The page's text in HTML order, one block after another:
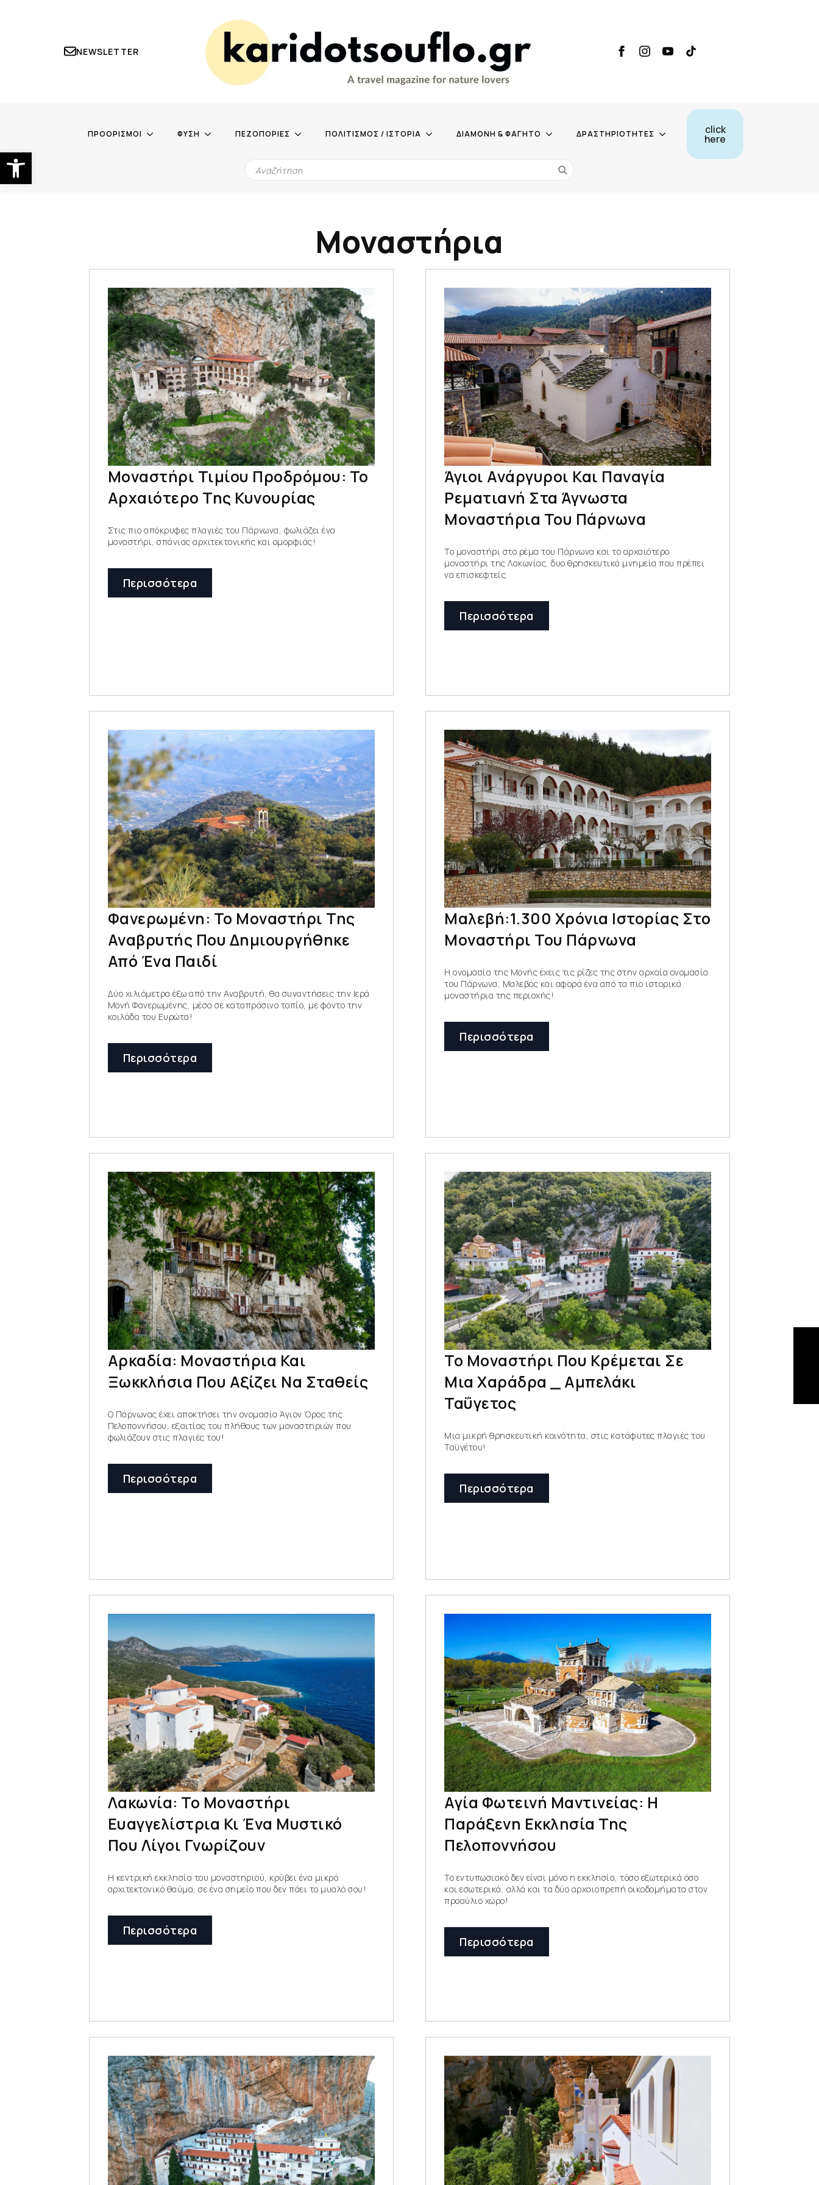
Ανοίξτε τη γραμμή εργαλείων
NEWSLETTER
ΠΡΟΟΡΙΣΜΟΙ ΦΥΣΗ ΠΕΖΟΠΟΡΙΕΣ ΠΟΛΙΤΙΣΜΟΣ / ΙΣΤΟΡΙΑ ΔΙΑΜΟΝΗ & ΦΑΓΗΤΟ ΔΡΑΣΤΗΡΙΟΤΗΤΕΣ click
here
Μοναστήρια
Μοναστήρι Τιμίου Προδρόμου: Το
Αρχαιότερο Της Κυνουρίας
Στις πιο απόκρυφες πλαγιές του Πάρνωνα, φωλιάζει ένα
μοναστήρι, σπάνιας αρχιτεκτονικής και ομορφιάς!
Περισσότερα
Άγιοι Ανάργυροι Και Παναγία
Ρεματιανή Στα Άγνωστα
Μοναστήρια Του Πάρνωνα
Το μοναστήρι στο ρέμα του Πάρνωνα και το αρχαιότερο
μοναστήρι της Λακωνίας, δυο θρησκευτικά μνημεία που πρέπει
να επισκεφτείς.
Περισσότερα
Φανερωμένη: Το Μοναστήρι Της
Αναβρυτής Που Δημιουργήθηκε
Από Ένα Παιδί
Δύο χιλιόμετρα έξω από την Αναβρυτή, θα συναντήσεις την Ιερά
Μονή Φανερωμένης, μέσα σε καταπράσινο τοπίο, με φόντο την
κοιλάδα του Ευρώτα!
Περισσότερα
Μαλεβή:1.300 Χρόνια Ιστορίας Στο
Μοναστήρι Του Πάρνωνα
Η ονομασία της Μονής έχεις τις ρίζες της στην αρχαία ονομασία
του Πάρνωνα, Μαλεβός και αφορά ένα από τα πιο ιστορικά
μοναστήρια της περιοχής!
Περισσότερα
Αρκαδία: Μοναστήρια Και
Ξωκκλήσια Που Αξίζει Να Σταθείς
Ο Πάρνωνας έχει αποκτήσει την ονομασία Άγιον Όρος της
Πελοποννήσου, εξαιτίας του πλήθους των μοναστηριών που
φωλιάζουν στις πλαγιές του!
Περισσότερα
Το Μοναστήρι Που Κρέμεται Σε
Μια Χαράδρα _ Αμπελάκι
Ταΰγετος
Μια μικρή θρησκευτική κοινότητα, στις κατάφυτες πλαγιές του
Ταϋγέτου!
Περισσότερα
Λακωνία: Το Μοναστήρι
Ευαγγελίστρια Κι Ένα Μυστικό
Που Λίγοι Γνωρίζουν
Η κεντρική εκκλησία του μοναστηριού, κρύβει ένα μικρό
αρχιτεκτονικό θαύμα, σε ένα σημείο που δεν πάει το μυαλό σου!
Περισσότερα
Αγία Φωτεινή Μαντινείας: Η
Παράξενη Εκκλησία Της
Πελοποννήσου
Το εντυπωσιακό δεν είναι μόνο η εκκλησία, τόσο εξωτερικά όσο
και εσωτερικά, αλλά και τα δύο αρχαιοπρεπή οικοδομήματα στον
προαύλιο χώρο!
Περισσότερα